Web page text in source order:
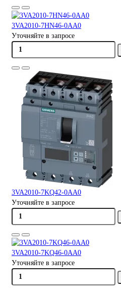
3VA2010-7HN46-0AA0
Уточняйте в запросе
3VA2010-7KQ42-0AA0
Уточняйте в запросе
3VA2010-7KQ46-0AA0
Уточняйте в запросе